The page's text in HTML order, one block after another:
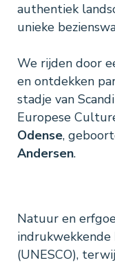
authentiek
unieke
We rijden door
en ontdekken
stadje van
Europese
Odense,
Andersen.
Natuur en
indrukwekkende
(UNESCO),